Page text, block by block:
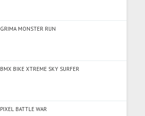
GRIMA MONSTER RUN
BMX BIKE XTREME SKY SURFER
PIXEL BATTLE WAR